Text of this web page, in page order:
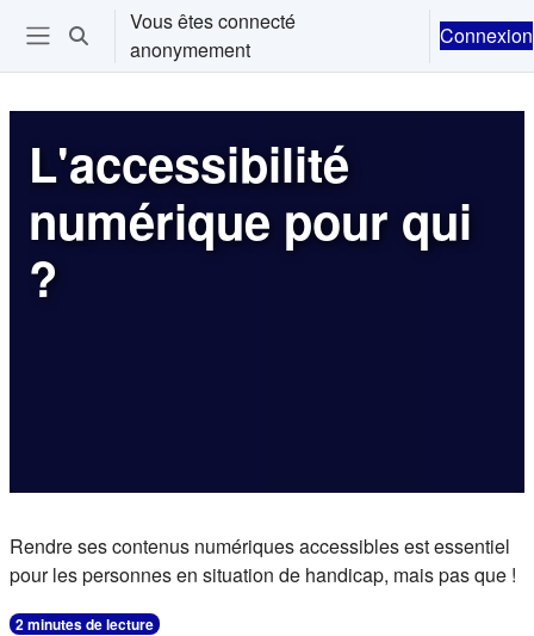
Passer au contenu principal
Ouvrir le menu de navigation
Activer/désactiver la saisie de recherche
Vous êtes connecté
anonymement
Connexion
L'accessibilité
numérique pour qui
?
Résumé de section
Rendre ses contenus numériques accessibles est essentiel
pour les personnes en situation de handicap, mais pas que !
2 minutes de lecture